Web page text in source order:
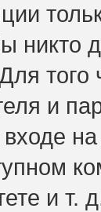
никто
того
и
входе
и т.